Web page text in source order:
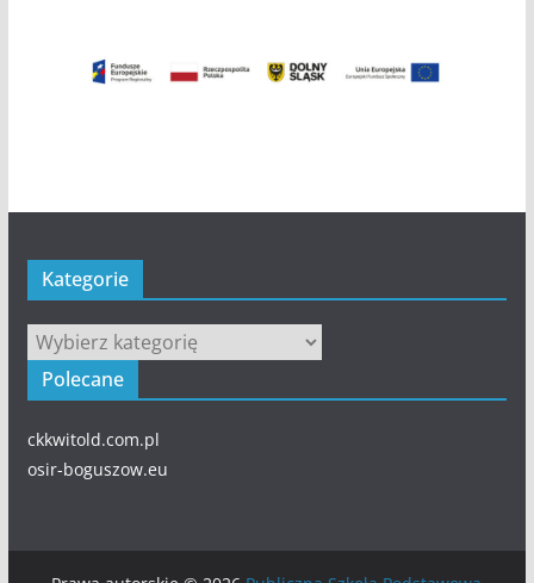
Kategorie
Kategorie
Polecane
ckkwitold.com.pl
osir-boguszow.eu